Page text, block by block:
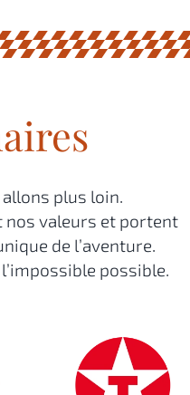
plus loin.
nos valeurs et portent
de l’aventure.
possible.